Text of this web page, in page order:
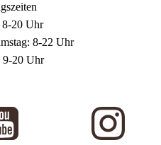
20 Uhr
8-22 Uhr
9-20 Uhr